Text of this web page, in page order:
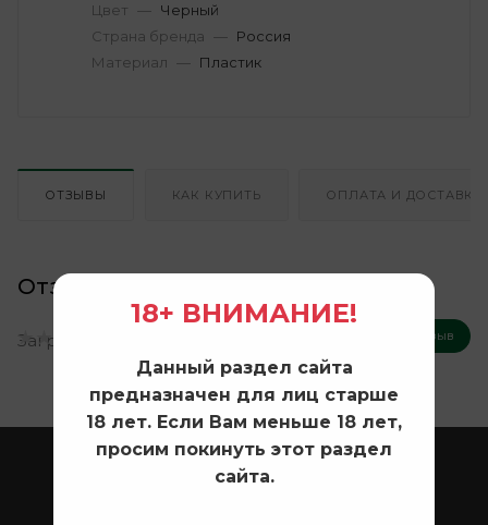
Цвет — Черный
Страна бренда — Россия
Материал — Пластик
ОТЗЫВЫ КАК КУПИТЬ ОПЛАТА И ДОСТАВКА
Отзывы
Оставить отзыв
Загрузка отзывов...
ОХОТА
18+ ВНИМАНИЕ!
Данный раздел сайта
предназначен для лиц старше
18 лет. Если Вам меньше 18 лет,
просим покинуть этот раздел
сайта.